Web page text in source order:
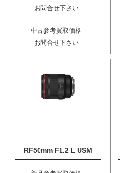
お問合せ下さい
中古参考買取価格
お問合せ下さい
RF50mm F1.2 L USM